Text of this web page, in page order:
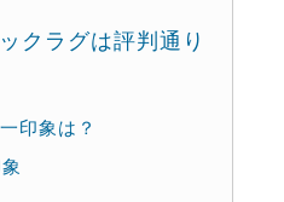
クラグは評判通り
印象は？